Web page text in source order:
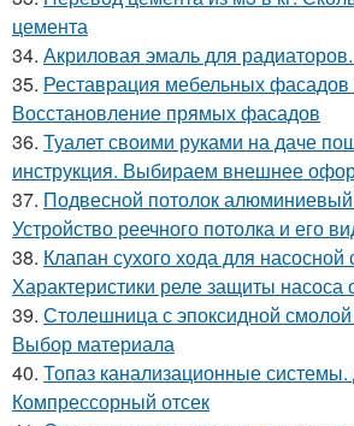
цемента
34. Акриловая эмаль для
35. Реставрация мебельных фасадов
Восстановление прямых фасадов
36. Туалет своими руками на даче
инструкция. Выбираем внешнее
37. Подвесной потолок
Устройство реечного потолка и его
38. Клапан сухого хода для насосной
Характеристики реле защиты насоса
39. Столешница с эпоксидной
Выбор материала
40. Топаз канализационные
Компрессорный отсек